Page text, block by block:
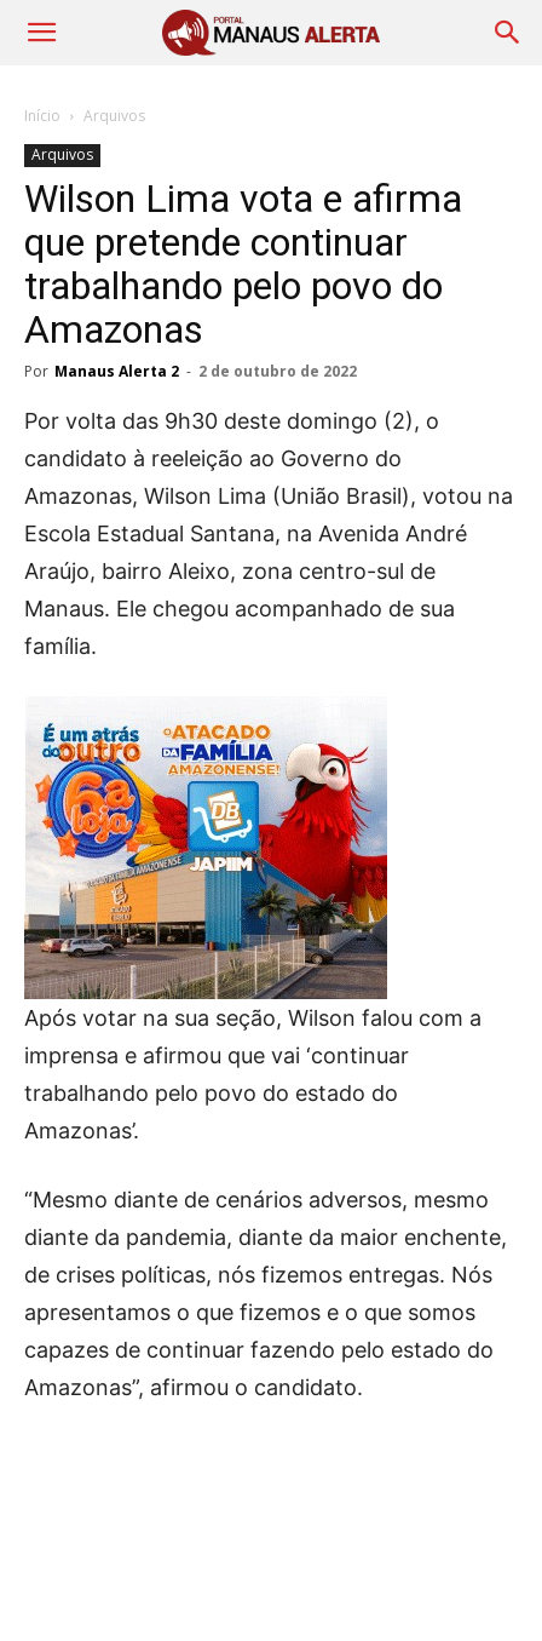
Início
Arquivos
Arquivos
Wilson Lima vota e afirma
que pretende continuar
trabalhando pelo povo do
Amazonas
Por Manaus Alerta 2 - 2 de outubro de 2022
Por volta das 9h30 deste domingo (2), o
candidato à reeleição ao Governo do
Amazonas, Wilson Lima (União Brasil), votou na
Escola Estadual Santana, na Avenida André
Araújo, bairro Aleixo, zona centro-sul de
Manaus. Ele chegou acompanhado de sua
família.
Após votar na sua seção, Wilson falou com a
imprensa e afirmou que vai ‘continuar
trabalhando pelo povo do estado do
Amazonas’.
“Mesmo diante de cenários adversos, mesmo
diante da pandemia, diante da maior enchente,
de crises políticas, nós fizemos entregas. Nós
apresentamos o que fizemos e o que somos
capazes de continuar fazendo pelo estado do
Amazonas”, afirmou o candidato.